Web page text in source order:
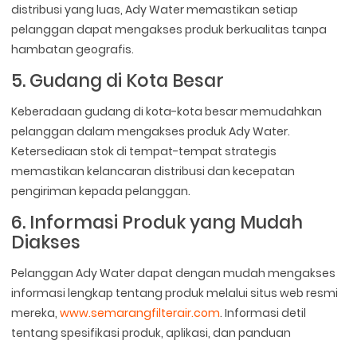
distribusi yang luas, Ady Water memastikan setiap
pelanggan dapat mengakses produk berkualitas tanpa
hambatan geografis.
5. Gudang di Kota Besar
Keberadaan gudang di kota-kota besar memudahkan
pelanggan dalam mengakses produk Ady Water.
Ketersediaan stok di tempat-tempat strategis
memastikan kelancaran distribusi dan kecepatan
pengiriman kepada pelanggan.
6. Informasi Produk yang Mudah
Diakses
Pelanggan Ady Water dapat dengan mudah mengakses
informasi lengkap tentang produk melalui situs web resmi
mereka,www.semarangfilterair.com. Informasi detil
tentang spesifikasi produk, aplikasi, dan panduan